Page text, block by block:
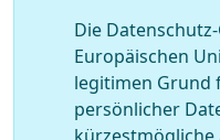
Die
Europäischen
legitimen Grund
persönlicher